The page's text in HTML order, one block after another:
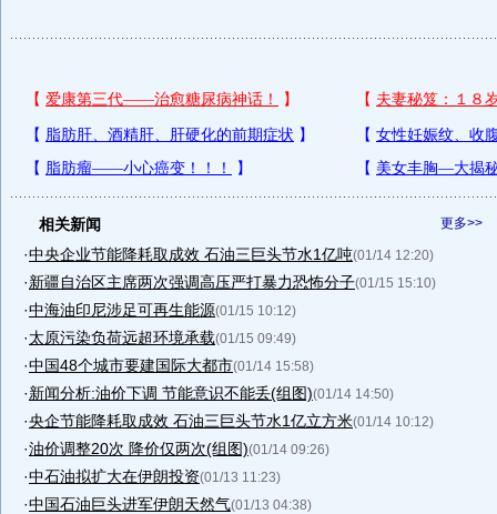
更多>>
相关新闻
·中央企业节能降耗取成效 石油三巨头节水1亿吨(01/14 12:20)
·新疆自治区主席两次强调高压严打暴力恐怖分子(01/15 15:10)
·中海油印尼涉足可再生能源(01/15 10:12)
·太原污染负荷远超环境承载(01/15 09:49)
·中国48个城市要建国际大都市(01/14 15:58)
·新闻分析:油价下调 节能意识不能丢(组图)(01/14 14:50)
·央企节能降耗取成效 石油三巨头节水1亿立方米(01/14 10:12)
·油价调整20次 降价仅两次(组图)(01/14 09:26)
·中石油拟扩大在伊朗投资(01/13 11:23)
·中国石油巨头进军伊朗天然气(01/13 04:38)